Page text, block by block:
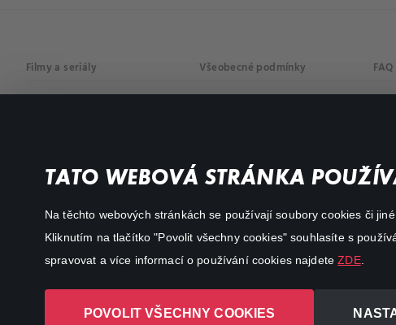
TATO WEBOVÁ STRÁNKA
Na těchto webových stránkách se používají soubory cookies či
Kliknutím na tlačítko "Povolit všechny cookies" souhlasíte s
spravovat a více informací o používání cookies najdeteZDE.
POVOLIT VŠECHNY COOKIES
Filmy a seriály
Akční
Všeobecné podmínky FAQ